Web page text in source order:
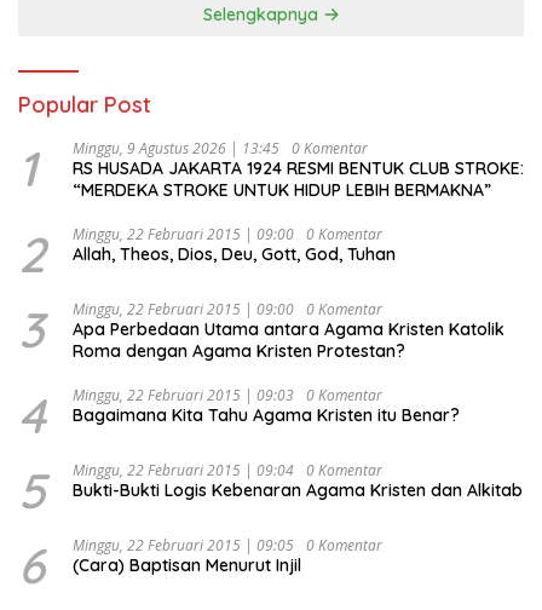
Selengkapnya
Popular Post
1 Minggu, 9 Agustus 2026 | 13:45 0 Komentar
RS HUSADA JAKARTA 1924 RESMI BENTUK CLUB STROKE:
“MERDEKA STROKE UNTUK HIDUP LEBIH BERMAKNA”
2 Minggu, 22 Februari 2015 | 09:00 0 Komentar
Allah, Theos, Dios, Deu, Gott, God, Tuhan
3 Minggu, 22 Februari 2015 | 09:00 0 Komentar
Apa Perbedaan Utama antara Agama Kristen Katolik
Roma dengan Agama Kristen Protestan?
4 Minggu, 22 Februari 2015 | 09:03 0 Komentar
Bagaimana Kita Tahu Agama Kristen itu Benar?
5 Minggu, 22 Februari 2015 | 09:04 0 Komentar
Bukti-Bukti Logis Kebenaran Agama Kristen dan Alkitab
6 Minggu, 22 Februari 2015 | 09:05 0 Komentar
(Cara) Baptisan Menurut Injil